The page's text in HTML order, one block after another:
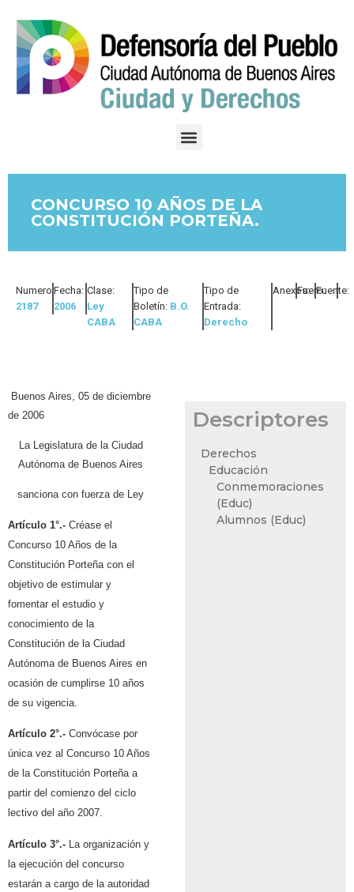
CONCURSO 10 AÑOS DE LA
CONSTITUCIÓN PORTEÑA.
Numero:
2187
Fecha:
2006
Clase:
Ley
CABA
Tipo de
Boletín: B.O.
CABA
Tipo de
Entrada:
Derecho
Anexos:Fuero:Fuente:
Buenos Aires, 05 de diciembre
de 2006
La Legislatura de la Ciudad
Autónoma de Buenos Aires
sanciona con fuerza de Ley
Artículo 1°.- Créase el
Concurso 10 Años de la
Constitución Porteña con el
objetivo de estimular y
fomentar el estudio y
conocimiento de la
Constitución de la Ciudad
Autónoma de Buenos Aires en
ocasión de cumplirse 10 años
de su vigencia.
Artículo 2°.- Convócase por
única vez al Concurso 10 Años
de la Constitución Porteña a
partir del comienzo del ciclo
lectivo del año 2007.
Artículo 3°.- La organización y
la ejecución del concurso
estarán a cargo de la autoridad
Descriptores
Derechos
Educación
Conmemoraciones
(Educ)
Alumnos (Educ)